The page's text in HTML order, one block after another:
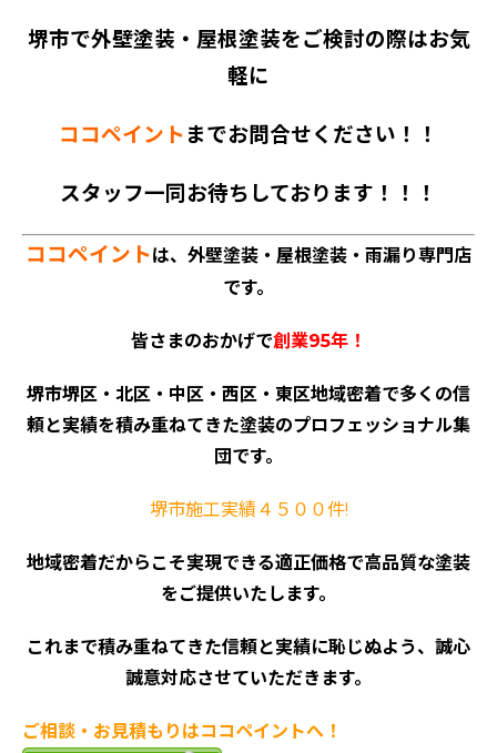
堺市で外壁塗装・屋根塗装をご検討の際はお気
軽に
ココペイント までお問合せください！！
スタッフ一同お待ちしております！！！
ココペイントは、外壁塗装・屋根塗装・雨漏り専門店
です。
皆さまのおかげで創業95年！
堺市堺区・北区・中区・西区・東区地域密着で多くの信
頼と実績を積み重ねてきた塗装のプロフェッショナル集
団です。
堺市施工実績４５００件!
地域密着だからこそ実現できる適正価格で高品質な塗装
をご提供いたします。
これまで積み重ねてきた信頼と実績に恥じぬよう、誠心
誠意対応させていただきます。
ご相談・お見積もりはココペイントへ！